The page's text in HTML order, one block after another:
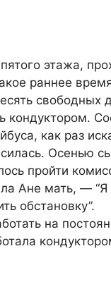
этажа,
раннее
свободных
кондуктором.
как раз
Осенью
пройти
Ане мать, —
обстановку”.
на